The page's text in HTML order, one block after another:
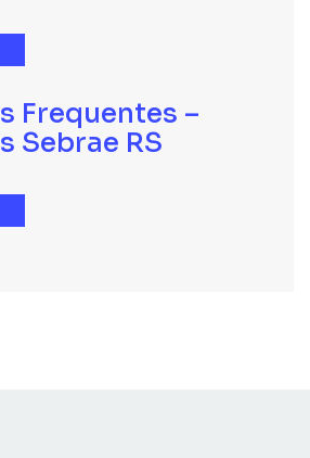
Frequentes –
Sebrae RS